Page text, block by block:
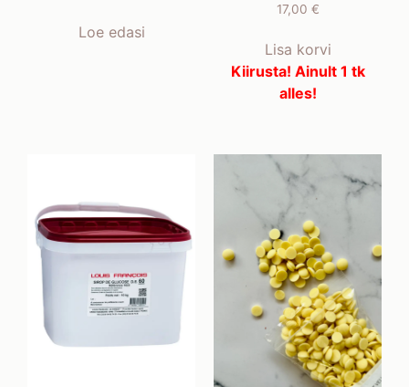
Loe edasi
17,00 €
Lisa korvi
Kiirusta! Ainult 1 tk
alles!